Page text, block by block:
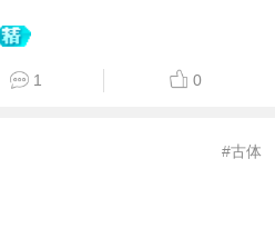
1 0
#古体